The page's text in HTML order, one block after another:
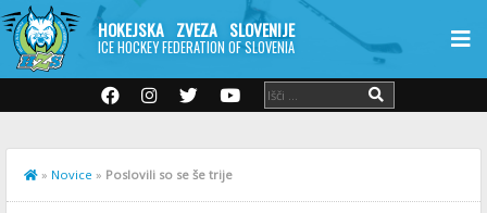
HOKEJSKA ZVEZA SLOVENIJE
ICE HOCKEY FEDERATION OF SLOVENIA
» Novice » Poslovili so se še trije